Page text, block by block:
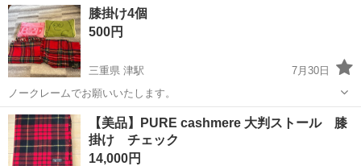
膝掛け4個
500円
三重県 津駅
7月30日
ノークレームでお願いいたします。
三重 津市 津駅
【美品】PURE cashmere 大判ストール 膝
掛け チェック
14,000円